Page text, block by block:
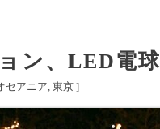
ン、LED電
セアニア 東京 ]